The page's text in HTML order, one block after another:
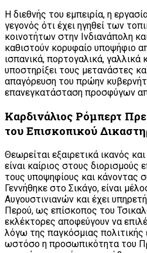
Η διεθνής του εμπειρία, η
γεγονός ότι έχει ηγηθεί των
κοινοτήτων στην Ινδιανάπολη
καθιστούν κορυφαίο υποψήφιο
ισπανικά, πορτογαλικά, γαλλικά
υποστηρίξει τους μετανάστες
απαγόρευση του πρώην
επανεγκατάσταση προσφύγων
Καρδινάλιος Ρόμπερτ
του Επισκοπικού
Θεωρείται εξαιρετικά ικανός
είναι καίριος στους
τους υποψηφίους και κάνοντας
Γεννήθηκε στο Σικάγο, είναι
Αυγουστινιανών και έχει
Περού, ως επίσκοπος του
εκλέκτορες αποφεύγουν να
λόγω της παγκόσμιας πολιτικής
ωστόσο η προσωπικότητα του